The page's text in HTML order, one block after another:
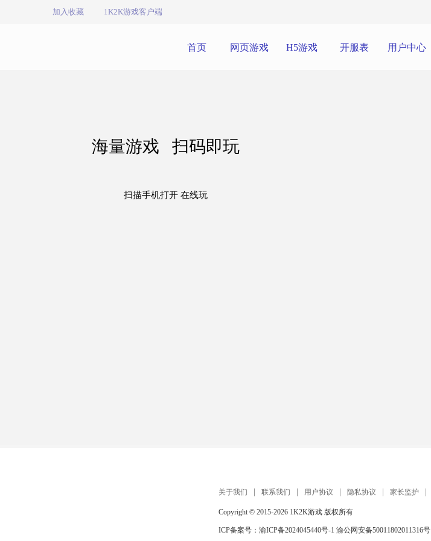
加入收藏 1K2K游戏客户端
首页 网页游戏 H5游戏 开服表 用户中心
海量游戏 扫码即玩
扫描手机打开 在线玩
关于我们 联系我们 用户协议 隐私协议 家长监护
Copyright © 2015-2026 1K2K游戏 版权所有
ICP备案号： 渝ICP备2024045440号-1 渝公网安备50011802011316号